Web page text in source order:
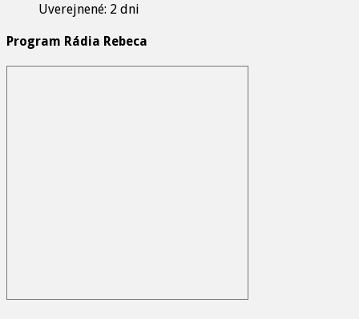
Uverejnené: 2 dni
Program Rádia Rebeca